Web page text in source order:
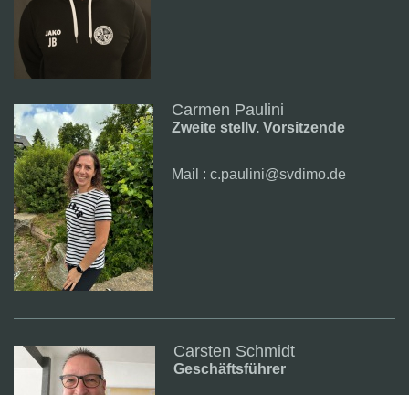
Carmen Paulini
Zweite stellv. Vorsitzende
Mail : c.paulini@svdimo.de
Carsten Schmidt
Geschäftsführer